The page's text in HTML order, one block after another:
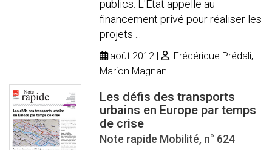
publics. L'État appelle au
financement privé pour réaliser les
projets ...
août 2012
Frédérique Prédali,
Marion Magnan
Les défis des transports
urbains en Europe par temps
de crise
Note rapide Mobilité, n° 624